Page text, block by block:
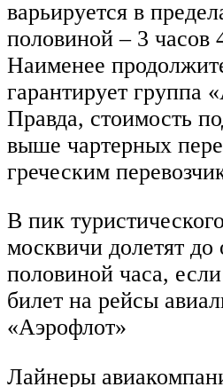
варьируется в
половиной – 3 часов
Наименее
гарантирует группа
Правда, стоимость
выше чартерных
греческим
В пик
москвичи долетят до
половиной часа,
билет на рейсы
«Аэрофлот»
Лайнеры